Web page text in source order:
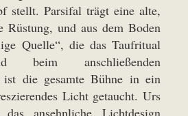
stellt. Parsifal trägt eine alte,
Rüstung, und aus dem Boden
Quelle“, die das Taufritual
beim anschließenden
die gesamte Bühne in ein
Licht getaucht. Urs
das ansehnliche Lichtdesign